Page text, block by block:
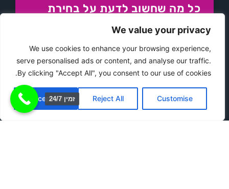
We value your privacy
We use cookies to enhance your browsing experience,
serve personalised ads or content, and analyse our traffic.
By clicking "Accept All", you consent to our use of cookies.
Customise
Reject All
Accept All
כל מה שחשוב לדעת על בחירת
האם אתם מתכננים אירוע בלתי נשכח ורוצים להוסיף לו
טאץ' מיוחד שיישאר עם האורחים שלכם גם אחרי
שהמוזיקה תדעך והנרות יכבו? מגנטים לאירועים הפכו
כבר
זמין 24/7